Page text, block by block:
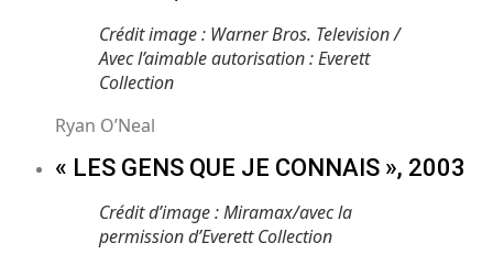
Crédit image : Warner Bros. Television /
Avec l’aimable autorisation : Everett
Collection
Ryan O’Neal
« LES GENS QUE JE CONNAIS », 2003
Crédit d’image : Miramax/avec la
permission d’Everett Collection